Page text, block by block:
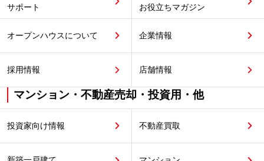
サポート
お役立ちマガジン
オープンハウスについて 企業情報
採用情報 店舗情報
マンション・不動産売却・投資用・他
投資家向け情報 不動産買取